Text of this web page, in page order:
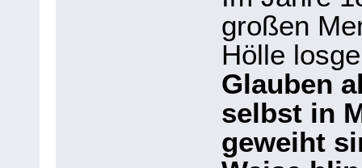
großen
Hölle
Glauben
selbst in
geweiht